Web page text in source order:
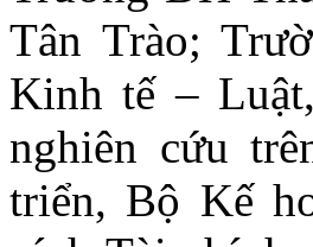
Tân Trào;
Kinh tế –
nghiên cứu
triển, Bộ Kế